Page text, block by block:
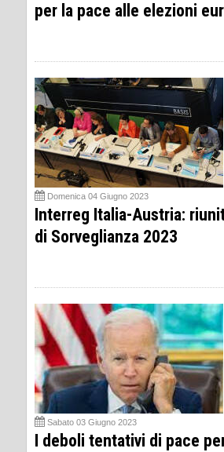
per la pace alle elezioni
Domenica 04 Giugno 2023
Interreg Italia-Austria:
di Sorveglianza 2023
Sabato 03 Giugno 2023
I deboli tentativi di pace